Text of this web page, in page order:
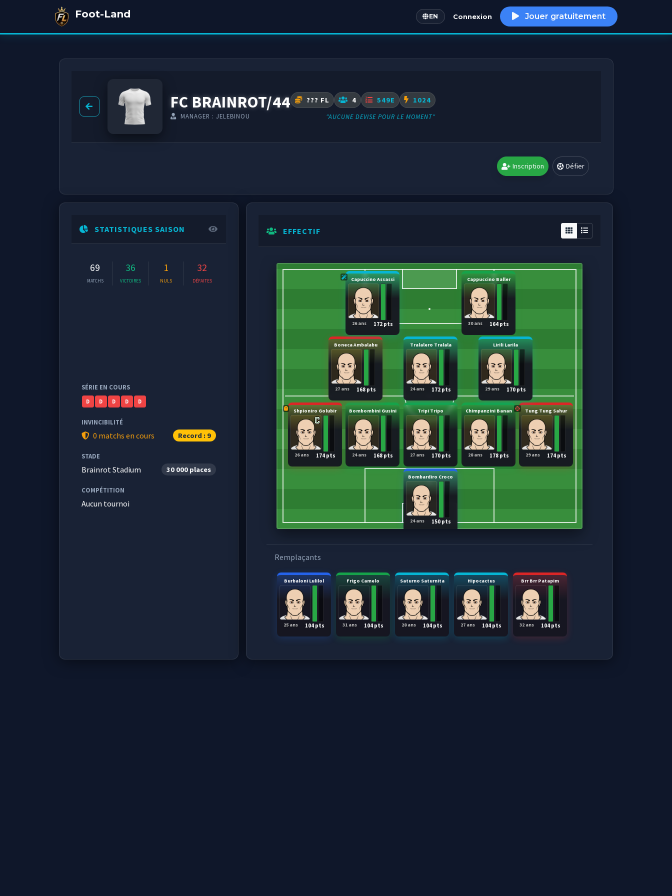
Foot-Land EN
English Connexion Jouer gratuitement
FC BRAINROT/44
MANAGER : JELEBINOU
??? FL 4 549E 1024
"AUCUNE DEVISE POUR LE MOMENT"
Inscription Défier
STATISTIQUES SAISON
69
MATCHS
36
VICTOIRES
1
NULS
32
DÉFAITES
SÉRIE EN COURS
D D D D D
INVINCIBILITÉ
0 matchs en cours Record : 9
STADE
Brainrot Stadium 30 000 places
COMPÉTITION
Aucun tournoi
EFFECTIF
Bombardiro Croco
150 pts
24 ans
Shpioniro Golubir
174 pts
26 ans
Bombombini Gusini
168 pts
24 ans
Tripi Tripo
170 pts
27 ans
Chimpanzini Banan
178 pts
28 ans
Tung Tung Sahur
174 pts
29 ans
Boneca Ambalabu
168 pts
27 ans
Tralalero Tralala
172 pts
24 ans
Lirili Larila
170 pts
29 ans
Capuccino Assassi
172 pts
26 ans
Cappuccino Baller
164 pts
30 ans
Remplaçants
Burbaloni Lulilol
104 pts
25 ans
Frigo Camelo
104 pts
31 ans
Saturno Saturnita
104 pts
28 ans
Hipocactus
104 pts
27 ans
Brr Brr Patapim
104 pts
32 ans